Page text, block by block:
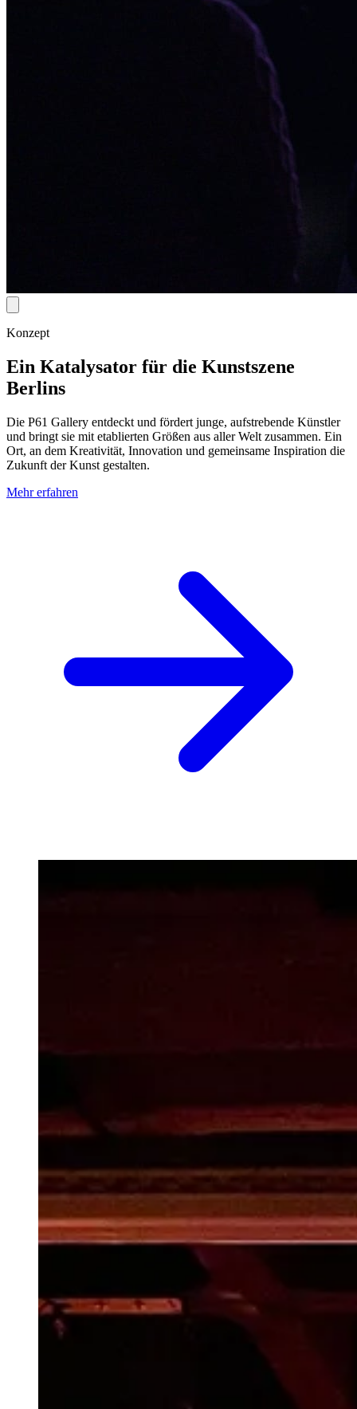
Konzept
Ein Katalysator für die Kunstszene
Berlins
Die P61 Gallery entdeckt und fördert junge, aufstrebende Künstler
und bringt sie mit etablierten Größen aus aller Welt zusammen. Ein
Ort, an dem Kreativität, Innovation und gemeinsame Inspiration die
Zukunft der Kunst gestalten.
Mehr erfahren